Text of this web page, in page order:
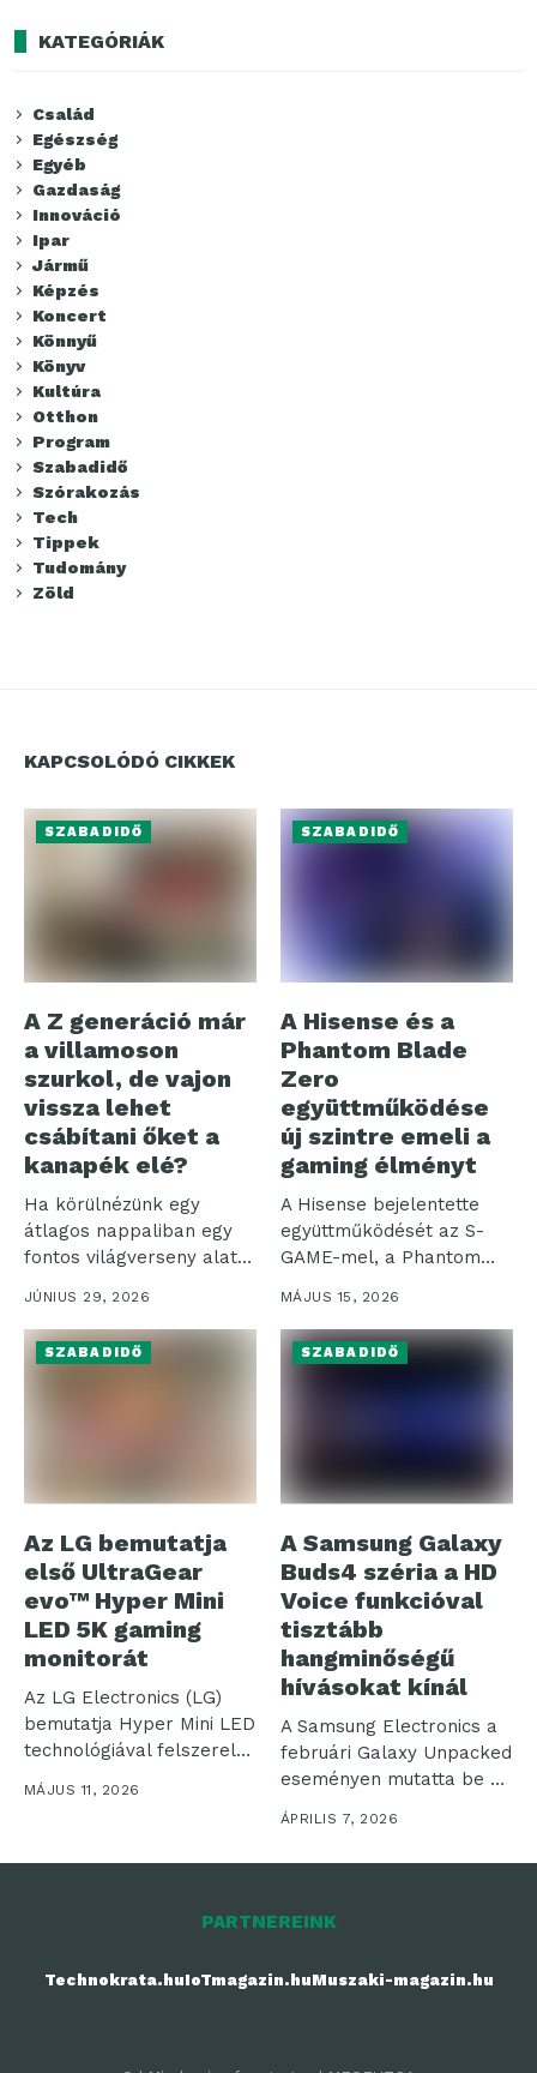
KATEGÓRIÁK
Család
Egészség
Egyéb
Gazdaság
Innováció
Ipar
Jármű
Képzés
Koncert
Könnyű
Könyv
Kultúra
Otthon
Program
Szabadidő
Szórakozás
Tech
Tippek
Tudomány
Zöld
KAPCSOLÓDÓ CIKKEK
SZABADIDŐ
A Z generáció már
a villamoson
szurkol, de vajon
vissza lehet
csábítani őket a
kanapék elé?
Ha körülnézünk egy
átlagos nappaliban egy
fontos világverseny alatt,
a kép egyszerre...
JÚNIUS 29, 2026
SZABADIDŐ
A Hisense és a
Phantom Blade
Zero
együttműködése
új szintre emeli a
gaming élményt
A Hisense bejelentette
együttműködését az S-
GAME-mel, a Phantom
Blade Zero fejlesztőjével,
amelynek...
MÁJUS 15, 2026
SZABADIDŐ
Az LG bemutatja
első UltraGear
evo™ Hyper Mini
LED 5K gaming
monitorát
Az LG Electronics (LG)
bemutatja Hyper Mini LED
technológiával felszerelt,
MÁJUS 11, 2026
SZABADIDŐ
A Samsung Galaxy
Buds4 széria a HD
Voice funkcióval
tisztább
hangminőségű
hívásokat kínál
A Samsung Electronics a
februári Galaxy Unpacked
eseményen mutatta be az
ÁPRILIS 7, 2026
PARTNEREINK
Technokrata.huIoTmagazin.huMuszaki-magazin.hu